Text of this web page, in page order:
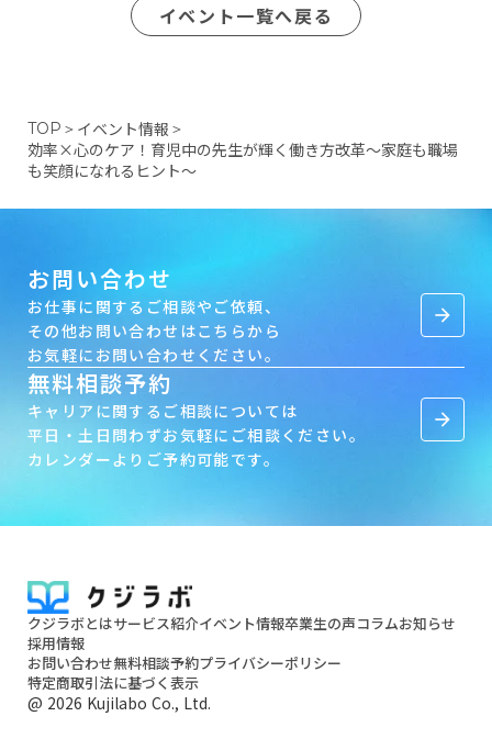
イベント一覧へ戻る
TOP ＞ イベント情報 ＞
効率×心のケア！育児中の先生が輝く働き方改革～家庭も職場
も笑顔になれるヒント～
お問い合わせ
お仕事に関するご相談やご依頼、
その他お問い合わせはこちらから
お気軽にお問い合わせください。
arrow_forward
無料相談予約
キャリアに関するご相談については
平日・土日問わずお気軽にご相談ください。
カレンダーよりご予約可能です。
arrow_forward
クジラボとはサービス紹介イベント情報卒業生の声コラムお知らせ
採用情報
お問い合わせ無料相談予約プライバシーポリシー
特定商取引法に基づく表示
@ 2026 Kujilabo Co., Ltd.